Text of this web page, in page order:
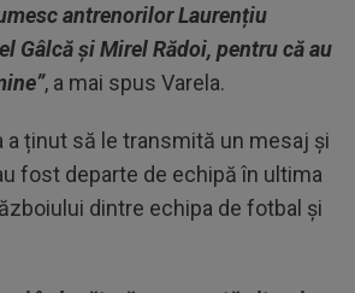
antrenorilor Laurențiu
Gâlcă și Mirel Rădoi, pentru că au
, a mai spus Varela.
a ținut să le transmită un mesaj și
fost departe de echipă în ultima
dintre echipa de fotbal și